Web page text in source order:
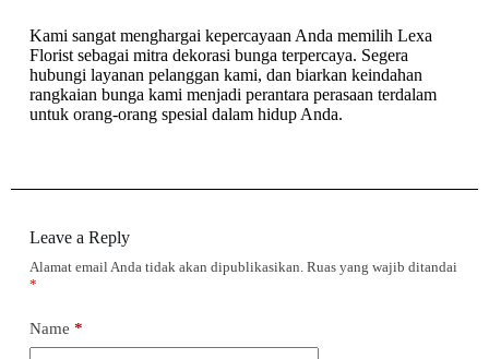
Kami sangat menghargai kepercayaan Anda memilih Lexa
Florist sebagai mitra dekorasi bunga terpercaya. Segera
hubungi layanan pelanggan kami, dan biarkan keindahan
rangkaian bunga kami menjadi perantara perasaan terdalam
untuk orang-orang spesial dalam hidup Anda.
Leave a Reply
Alamat email Anda tidak akan dipublikasikan. Ruas yang wajib ditandai
*
Name *